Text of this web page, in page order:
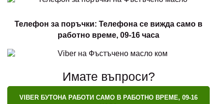
Телефон за поръчки: Телефона се вижда само в
работно време, 09-16 часа
Имате въпроси?
VIBER БУТОНА РАБОТИ САМО В РАБОТНО ВРЕМЕ, 09-16